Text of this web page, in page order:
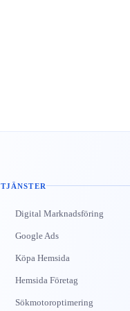
TJÄNSTER
Digital Marknadsföring
Google Ads
Köpa Hemsida
Hemsida Företag
Sökmotoroptimering